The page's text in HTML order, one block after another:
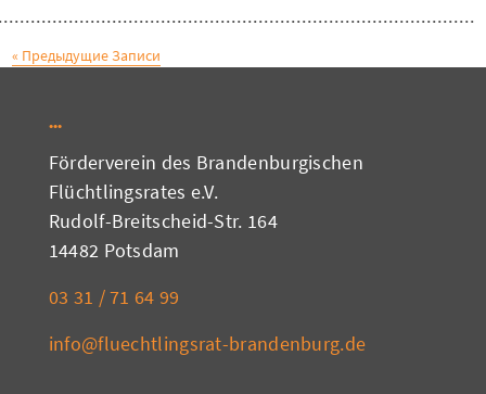
« Предыдущие Записи
Förderverein des Brandenburgischen
Flüchtlingsrates e.V.
Rudolf-Breitscheid-Str. 164
14482 Potsdam
03 31 / 71 64 99
info@fluechtlingsrat-brandenburg.de